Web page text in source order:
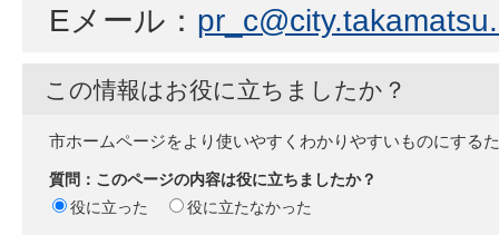
Eメール：
この情報はお役に立ちましたか？
市ホームページをより使いやすくわかりやすいものにする
質問：このページの内容は役に立ちましたか？
役に立った
役に立たなかった